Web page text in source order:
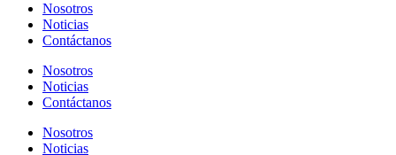
Nosotros
Noticias
Contáctanos
Nosotros
Noticias
Contáctanos
Nosotros
Noticias